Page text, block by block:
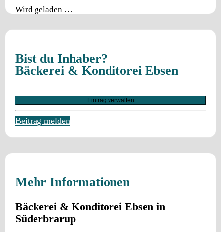
Wird geladen …
Bist du Inhaber?
Bäckerei & Konditorei Ebsen
Eintrag verwalten
Beitrag melden
Mehr Informationen
Bäckerei & Konditorei Ebsen in
Süderbrarup